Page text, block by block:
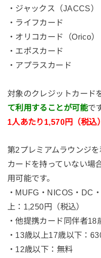
・ジャックス（JACCS）
・ライフカード
・オリコカード（Orico）
・エポスカード
・アプラスカード
対象のクレジットカード
て利用することが可能で
1人あたり1,570円（税込）
第2プレミアムラウンジ
カードを持っていない場
用可能です。
・MUFG・NICОS・DC
上：1,250円（税込）
・他提携カード同伴者18
・13歳以上17歳以下：
・12歳以下：無料